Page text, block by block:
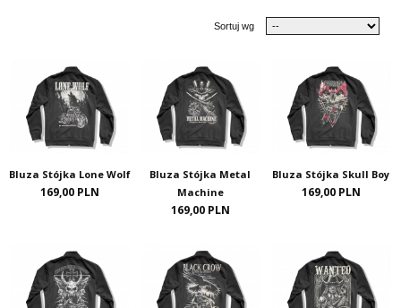
Sortuj wg
Bluza Stójka Lone Wolf
169,00 PLN
Bluza Stójka Metal
Machine
169,00 PLN
Bluza Stójka Skull Boy
169,00 PLN